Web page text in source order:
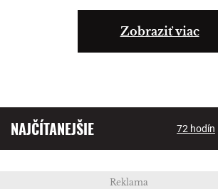
Zobraziť viac
NAJČÍTANEJŠIE 72 hodín
Reklama